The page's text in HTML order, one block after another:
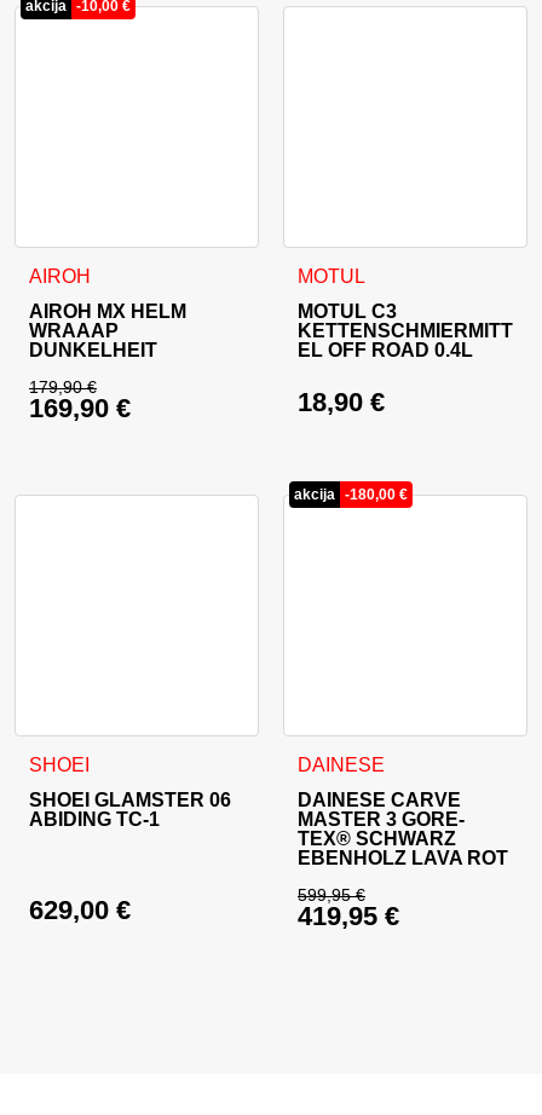
akcija -10,00 €
AIROH
AIROH MX HELM
WRAAAP
DUNKELHEIT
179,90€
Ursprünglicher Preis war: 179,90 €
169,90 €
Dieses Produkt weist mehrere Varianten auf. Die Optionen
MOTUL
MOTUL C3
KETTENSCHMIERMITT
EL OFF ROAD 0.4L
18,90 €
SHOEI
SHOEI GLAMSTER 06
ABIDING TC-1
629,00 €
Dieses Produkt weist mehrere Varianten auf. Die Optionen
akcija -180,00 €
DAINESE
DAINESE CARVE
MASTER 3 GORE-
TEX® SCHWARZ
EBENHOLZ LAVA ROT
599,95€
Ursprünglicher
419,95 €
Dieses Produkt weist